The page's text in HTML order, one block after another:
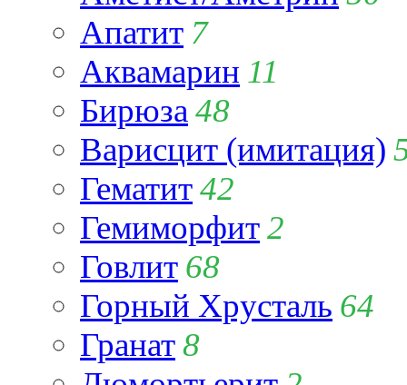
Апатит 7
Аквамарин 11
Бирюза 48
Варисцит (имитация)
Гематит42
Гемиморфит2
Говлит 68
Горный Хрусталь 64
Гранат8